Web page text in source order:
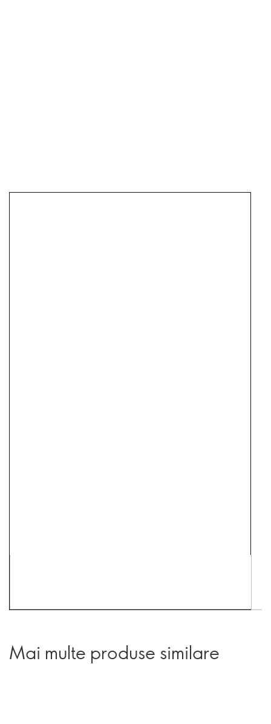
Mai multe produse similare